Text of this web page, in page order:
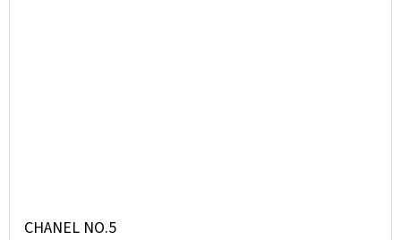
CHANEL NO.5